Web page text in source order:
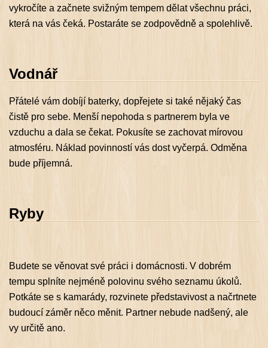
vykročíte a začnete svižným tempem dělat všechnu práci,
která na vás čeká. Postaráte se zodpovědně a spolehlivě.
Vodnář
Přátelé vám dobíjí baterky, dopřejete si také nějaký čas
čistě pro sebe. Menší nepohoda s partnerem byla ve
vzduchu a dala se čekat. Pokusíte se zachovat mírovou
atmosféru. Náklad povinností vás dost vyčerpá. Odměna
bude příjemná.
Ryby
Budete se věnovat své práci i domácnosti. V dobrém
tempu splníte nejméně polovinu svého seznamu úkolů.
Potkáte se s kamarády, rozvinete představivost a načrtnete
budoucí záměr něco měnit. Partner nebude nadšený, ale
vy určitě ano.